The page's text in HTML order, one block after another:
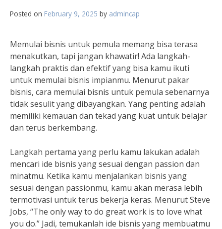
Posted on February 9, 2025 by admincap
Memulai bisnis untuk pemula memang bisa terasa
menakutkan, tapi jangan khawatir! Ada langkah-
langkah praktis dan efektif yang bisa kamu ikuti
untuk memulai bisnis impianmu. Menurut pakar
bisnis, cara memulai bisnis untuk pemula sebenarnya
tidak sesulit yang dibayangkan. Yang penting adalah
memiliki kemauan dan tekad yang kuat untuk belajar
dan terus berkembang.
Langkah pertama yang perlu kamu lakukan adalah
mencari ide bisnis yang sesuai dengan passion dan
minatmu. Ketika kamu menjalankan bisnis yang
sesuai dengan passionmu, kamu akan merasa lebih
termotivasi untuk terus bekerja keras. Menurut Steve
Jobs, “The only way to do great work is to love what
you do.” Jadi, temukanlah ide bisnis yang membuatmu